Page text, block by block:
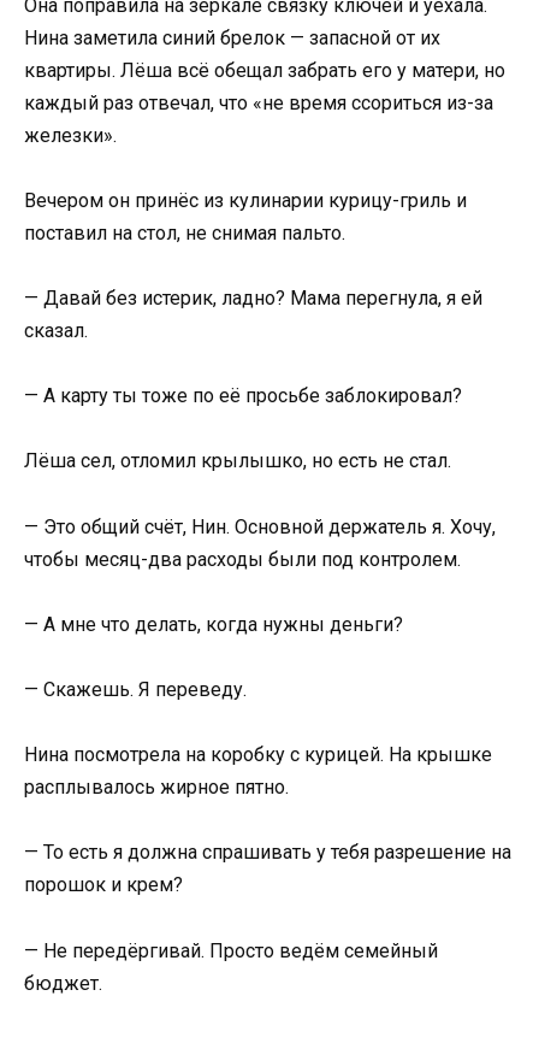
Она поправила на зеркале связку ключей и уехала.
Нина заметила синий брелок — запасной от их
квартиры. Лёша всё обещал забрать его у матери, но
каждый раз отвечал, что «не время ссориться из-за
железки».
Вечером он принёс из кулинарии курицу-гриль и
поставил на стол, не снимая пальто.
— Давай без истерик, ладно? Мама перегнула, я ей
сказал.
— А карту ты тоже по её просьбе заблокировал?
Лёша сел, отломил крылышко, но есть не стал.
— Это общий счёт, Нин. Основной держатель я. Хочу,
чтобы месяц-два расходы были под контролем.
— А мне что делать, когда нужны деньги?
— Скажешь. Я переведу.
Нина посмотрела на коробку с курицей. На крышке
расплывалось жирное пятно.
— То есть я должна спрашивать у тебя разрешение на
порошок и крем?
— Не передёргивай. Просто ведём семейный
бюджет.